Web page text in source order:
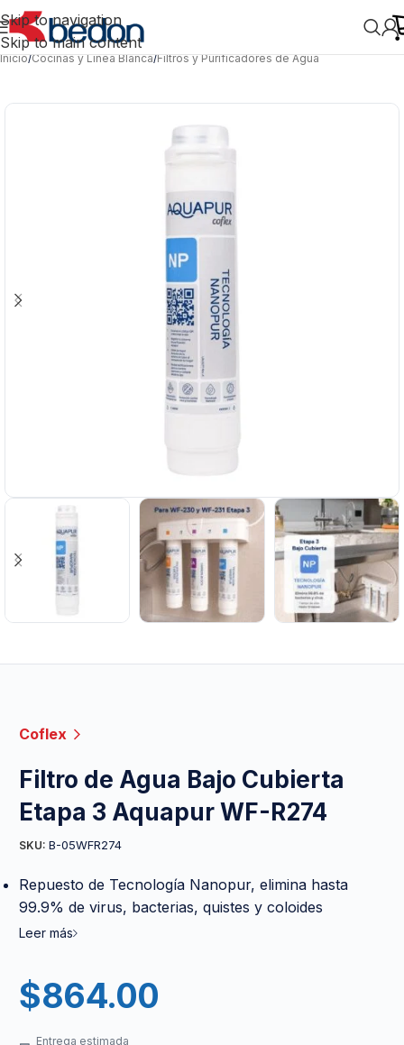
Skip to navigation
Skip to main content
Inicio/Cocinas y Línea Blanca/Filtros y Purificadores de Agua
Coflex
Filtro de Agua Bajo Cubierta
Etapa 3 Aquapur WF-R274
SKU: B-05WFR274
Repuesto de Tecnología Nanopur, elimina hasta
99.9% de virus, bacterias, quistes y coloides
Leer más
$864.00
Entrega estimada